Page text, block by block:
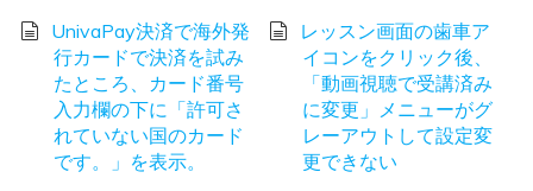
UnivaPay決済で海外発
行カードで決済を試み
たところ、カード番号
入力欄の下に「許可さ
れていない国のカード
です。」を表示。
レッスン画面の歯車ア
イコンをクリック後、
「動画視聴で受講済み
に変更」メニューがグ
レーアウトして設定変
更できない